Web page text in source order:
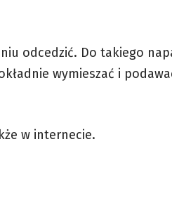
odcedzić. Do takiego
wymieszać i
w internecie.